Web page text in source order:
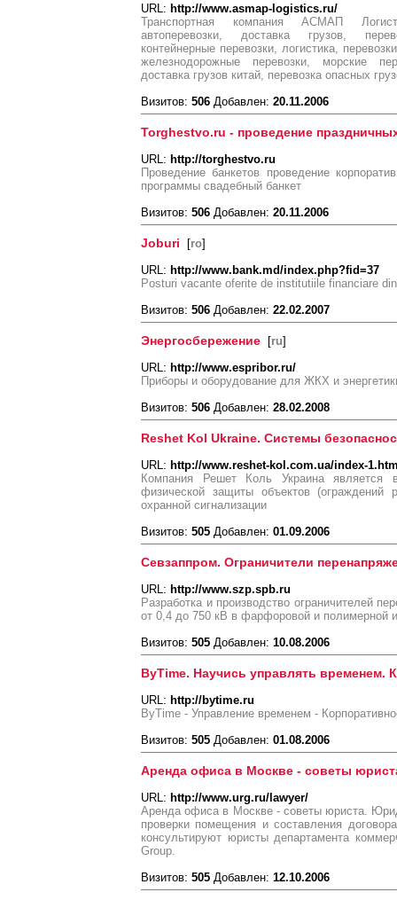
URL: http://www.asmap-logistics.ru/
Транспортная компания АСМАП
автоперевозки, доставка грузов,
контейнерные перевозки, логистика,
железнодорожные перевозки, морские
доставка грузов китай, перевозка опасных
Визитов: 506 Добавлен: 20.11.2006
Torghestvo.ru - проведение
URL: http://torghestvo.ru
Проведение банкетов проведение
программы свадебный банкет
Визитов: 506 Добавлен: 20.11.2006
Joburi [ro]
URL: http://www.bank.md/index.php?fid=37
Posturi vacante oferite de institutiile financiare
Визитов: 506 Добавлен: 22.02.2007
Энергосбережение [ru]
URL: http://www.espribor.ru/
Приборы и оборудование для ЖКХ и
Визитов: 506 Добавлен: 28.02.2008
Reshet Kol Ukraine. Системы
URL: http://www.reshet-kol.com.ua/index-
Компания Решет Коль Украина является
физической защиты объектов (ограждений
охранной сигнализации
Визитов: 505 Добавлен: 01.09.2006
Севзаппром. Ограничители
URL: http://www.szp.spb.ru
Разработка и производство ограничителей
от 0,4 до 750 кВ в фарфоровой и полимерной
Визитов: 505 Добавлен: 10.08.2006
ByTime. Научись управлять временем.
URL: http://bytime.ru
ByTime - Управление временем -
Визитов: 505 Добавлен: 01.08.2006
Аренда офиса в Москве - советы
URL: http://www.urg.ru/lawyer/
Аренда офиса в Москве - советы юриста.
проверки помещения и составления
консультируют юристы департамента
Group.
Визитов: 505 Добавлен: 12.10.2006